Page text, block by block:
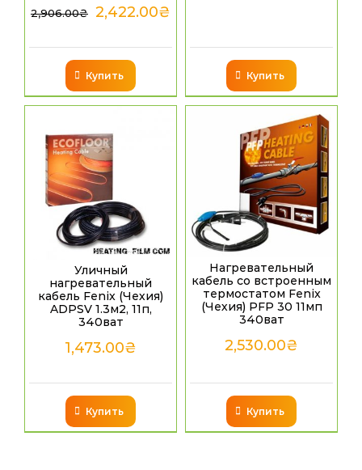
2,906.00₴ 2,422.00₴
Купить Купить
Уличный
нагревательный
кабель Fenix (Чехия)
ADPSV 1.3м2, 11п,
340ват
1,473.00₴
Купить
Нагревательный
кабель со встроенным
термостатом Fenix
(Чехия) PFP 30 11мп
340ват
2,530.00₴
Купить